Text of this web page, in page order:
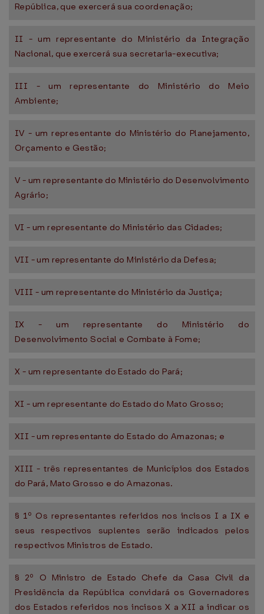
República, que exercerá sua coordenação;
II - um representante do Ministério da Integração
Nacional, que exercerá sua secretaria-executiva;
III - um representante do Ministério do Meio
Ambiente;
IV - um representante do Ministério do Planejamento,
Orçamento e Gestão;
V - um representante do Ministério do Desenvolvimento
Agrário;
VI - um representante do Ministério das Cidades;
VII - um representante do Ministério da Defesa;
VIII - um representante do Ministério da Justiça;
IX - um representante do Ministério do
Desenvolvimento Social e Combate à Fome;
X - um representante do Estado do Pará;
XI - um representante do Estado do Mato Grosso;
XII - um representante do Estado do Amazonas; e
XIII - três representantes de Municípios dos Estados
do Pará, Mato Grosso e do Amazonas.
§ 1º Os representantes referidos nos incisos I a IX e
seus respectivos suplentes serão indicados pelos
respectivos Ministros de Estado.
§ 2º O Ministro de Estado Chefe da Casa Civil da
Presidência da República convidará os Governadores
dos Estados referidos nos incisos X a XII a indicar os